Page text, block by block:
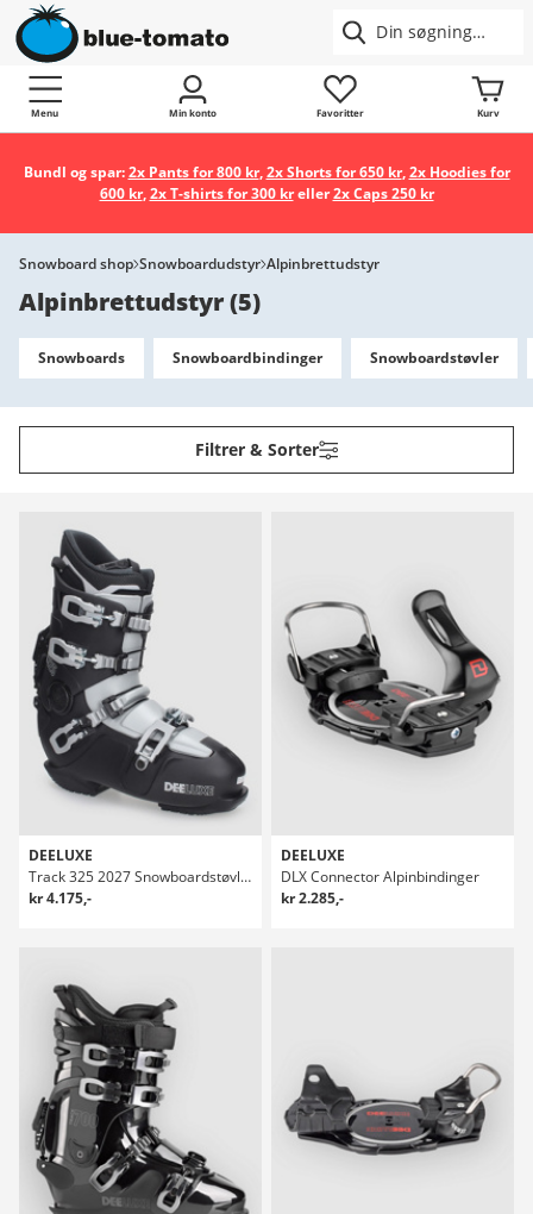
Menu Min konto Favoritter Kurv
Bundl og spar:2x Pants for 800 kr,2x Shorts for 650 kr,2x Hoodies for
600 kr,2x T-shirts for 300 kreller2x Caps 250 kr
Snowboard shop Snowboardudstyr Alpinbrettudstyr
Alpinbrettudstyr(5)
Snowboards Snowboardbindinger Snowboardstøvler
Filtrer & Sorter
DEELUXE
Track 325 2027 Snowboardstøvler
kr 4.175,-
DEELUXE
DLX Connector Alpinbindinger
kr 2.285,-